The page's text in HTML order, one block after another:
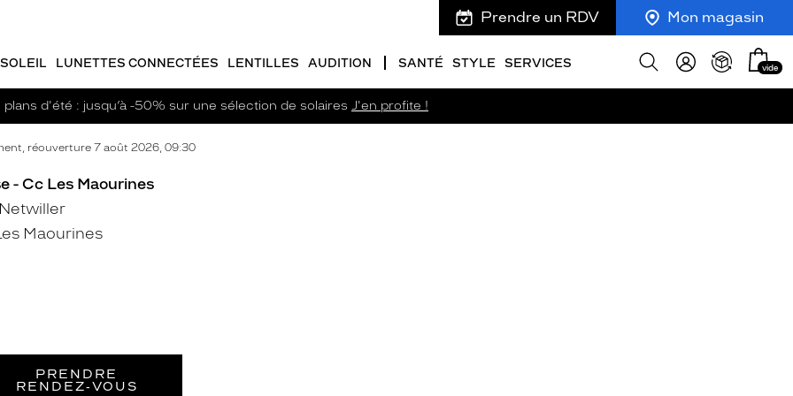
Prendre un RDV Mon magasin
LUNETTES CONNECTÉES LENTILLES AUDITION SANTÉ STYLE SERVICES
Afficher
Mon
panier
vide
plans d'été : jusqu’à -50% sur une sélection de solaires J'en profite !
réouverture 7 août 2026, 09:30
- Cc Les Maourines
Maourines
PRENDRE
RENDEZ‑VOUS